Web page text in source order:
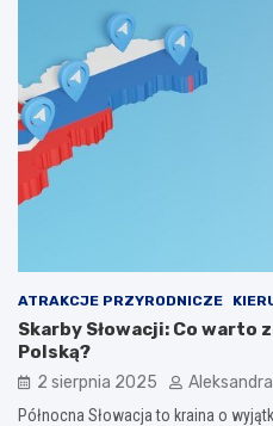
ATRAKCJE PRZYRODNICZE
Skarby Słowacji: Co warto
Polską?
2 sierpnia 2025
Północna Słowacja to kraina o